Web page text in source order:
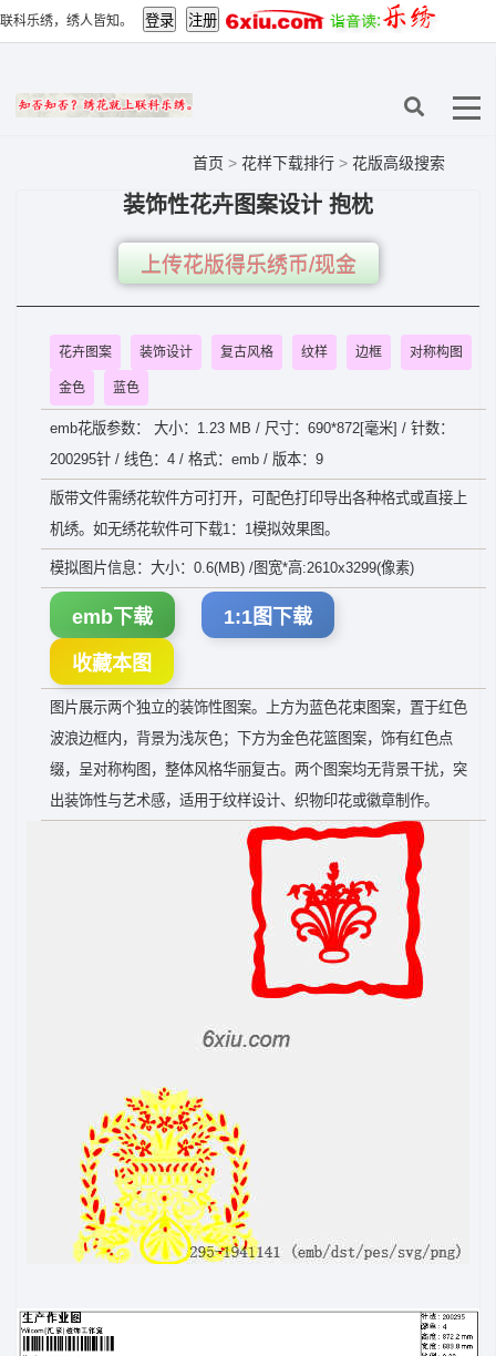
联科乐绣，绣人皆知。
首页 > 花样下载排行 > 花版高级搜索
装饰性花卉图案设计 抱枕
上传花版得乐绣币/现金
花卉图案 装饰设计 复古风格 纹样 边框 对称构图
金色 蓝色
emb花版参数： 大小：1.23 MB / 尺寸：690*872[毫米] / 针数：
200295针 / 线色：4 / 格式：emb / 版本：9
版带文件需绣花软件方可打开，可配色打印导出各种格式或直接上
机绣。如无绣花软件可下载1：1模拟效果图。
模拟图片信息：大小：0.6(MB) /图宽*高:2610x3299(像素)
emb下载 1:1图下载
收藏本图
图片展示两个独立的装饰性图案。上方为蓝色花束图案，置于红色
波浪边框内，背景为浅灰色；下方为金色花篮图案，饰有红色点
缀，呈对称构图，整体风格华丽复古。两个图案均无背景干扰，突
出装饰性与艺术感，适用于纹样设计、织物印花或徽章制作。